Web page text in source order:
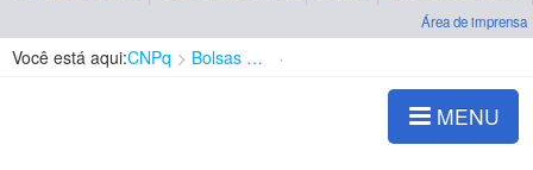
Área de imprensa
Você está aqui:CNPq Bolsas e Auxílios Vigentes
MENU